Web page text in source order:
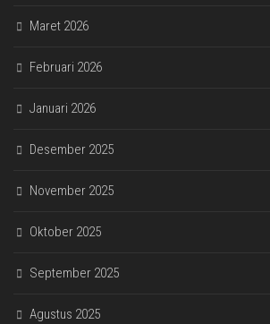
Maret 2026
Februari 2026
Januari 2026
Desember 2025
November 2025
Oktober 2025
September 2025
Agustus 2025